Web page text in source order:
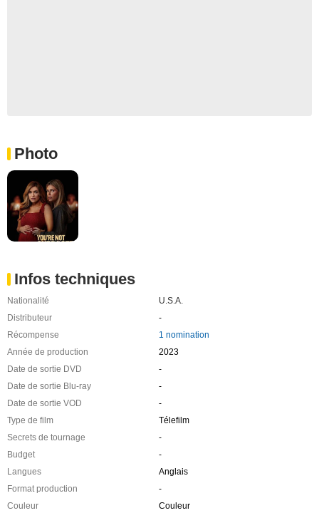
Photo
Infos techniques
Nationalité
U.S.A.
Distributeur
-
Récompense
1 nomination
Année de production
2023
Date de sortie DVD
-
Date de sortie Blu-ray
-
Date de sortie VOD
-
Type de film
Télefilm
Secrets de tournage
-
Budget
-
Langues
Anglais
Format production
-
Couleur
Couleur